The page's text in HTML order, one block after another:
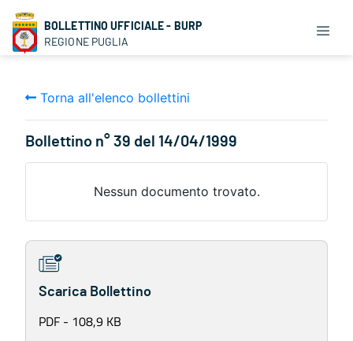
BOLLETTINO UFFICIALE - BURP
REGIONE PUGLIA
Torna all'elenco bollettini
Bollettino n° 39 del 14/04/1999
Nessun documento trovato.
Scarica Bollettino
PDF - 108,9 KB